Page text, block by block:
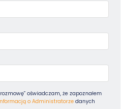
oświadczam, że zapoznałem
o Administratorze danych